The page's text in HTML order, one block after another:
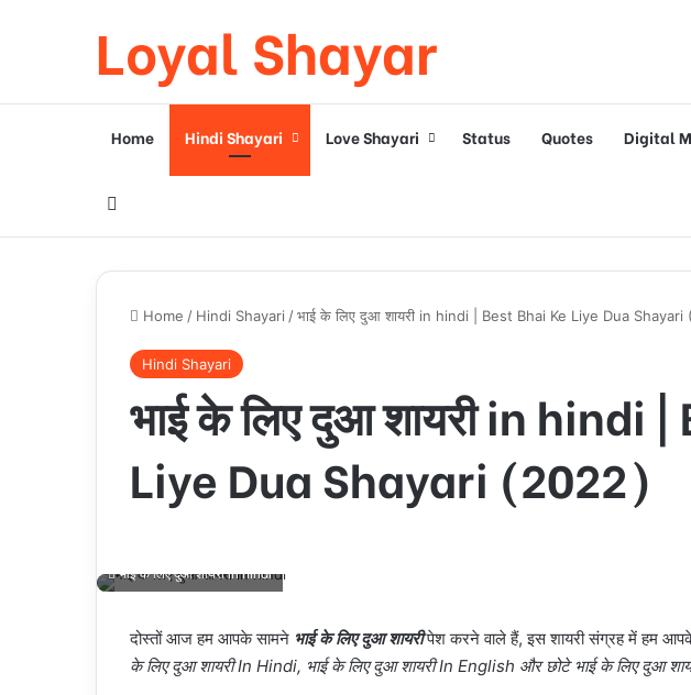
Loyal Shayar
Home Hindi Shayari Love Shayari Status Quotes Digital
Home / Hindi Shayari /भाई के लिए दुआ शायरी in hindi | Best Bhai Ke Liye Dua Shayari
Hindi Shayari
भाई के लिए दुआ शायरी in hindi
Liye Dua Shayari (2022)
भाई के लिए दुआ शायरी in hindi
दोस्तों आज हम आपके सामने भाई के लिए दुआ शायरीपेश करने वाले हैं, इस शायरी संग्रह में हम
के लिए दुआ शायरी In Hindi, भाई के लिए दुआ शायरी In English और छोटे भाई के लिए दुआ